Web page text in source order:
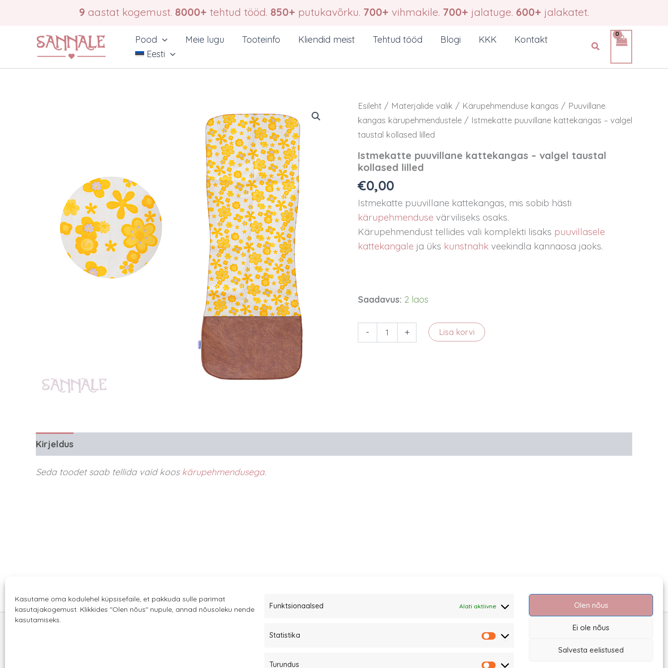
Kasutame oma kodulehel küpsisefaile, et pakkuda sulle parimat
kasutajakogemust. Klikkides "Olen nõus" nupule, annad nõusoleku nende
kasutamiseks.
Funktsionaalsed Alati aktiivne
Statistika
Statistika
Turundus
Olen nõus
Ei ole nõus
Salvesta eelistused
9 aastat kogemust. 8000+ tehtud tööd. 850+ putukavõrku. 700+ vihmakile. 700+ jalatuge. 600+ jalakatet.
Pood Meie lugu Tooteinfo Kliendid meist Tehtud tööd Blogi KKK
Kontakt
Eesti
Search
Esileht / Materjalide valik / Kärupehmenduse kangas / Puuvillane
kangas kärupehmendustele / Istmekatte puuvillane kattekangas – valgel
taustal kollased lilled
Istmekatte puuvillane kattekangas – valgel taustal
kollased lilled
€0,00
Istmekatte puuvillane kattekangas, mis sobib hästi
kärupehmenduse värviliseks osaks.
Kärupehmendust tellides vali komplekti lisaks puuvillasele
kattekangale ja üks kunstnahk veekindla kannaosa jaoks.
Saadavus: 2 laos
-
puuvillane
+ Lisa korvi
Kirjeldus
Seda toodet saab tellida vaid koos kärupehmendusega.
valgel
kollased